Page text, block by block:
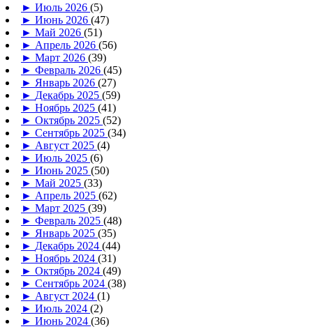
► Июль 2026 (5)
► Июнь 2026 (47)
► Май 2026 (51)
► Апрель 2026 (56)
► Март 2026 (39)
► Февраль 2026 (45)
► Январь 2026 (27)
► Декабрь 2025 (59)
► Ноябрь 2025 (41)
► Октябрь 2025 (52)
► Сентябрь 2025 (34)
► Август 2025 (4)
► Июль 2025 (6)
► Июнь 2025 (50)
► Май 2025 (33)
► Апрель 2025 (62)
► Март 2025 (39)
► Февраль 2025 (48)
► Январь 2025 (35)
► Декабрь 2024 (44)
► Ноябрь 2024 (31)
► Октябрь 2024 (49)
► Сентябрь 2024 (38)
► Август 2024 (1)
► Июль 2024 (2)
► Июнь 2024 (36)